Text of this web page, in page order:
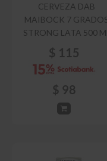
CERVEZA DAB
MAIBOCK 7
STRONG LATA 500 ML
$ 115
$ 98